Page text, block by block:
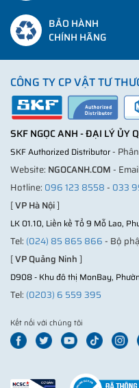
BẢO HÀNH
CHÍNH HÃNG
CÔNG TY CP VẬT TƯ
SKF NGỌC ANH - ĐẠI LÝ ỦY
SKF Authorized Distributor-
Website: NGOCANH.COM-
Hotline: 096 123 8558- 033
[VP Hà Nội]
LK 01.10, Liền kề Tổ 9 Mỗ Lao,
Tel: (024) 85 865 866- Bộ
[VP Quảng Ninh]
D908 - Khu đô thị MonBay,
Tel: (0203) 6 559 395
Kết nối với chúng tôi